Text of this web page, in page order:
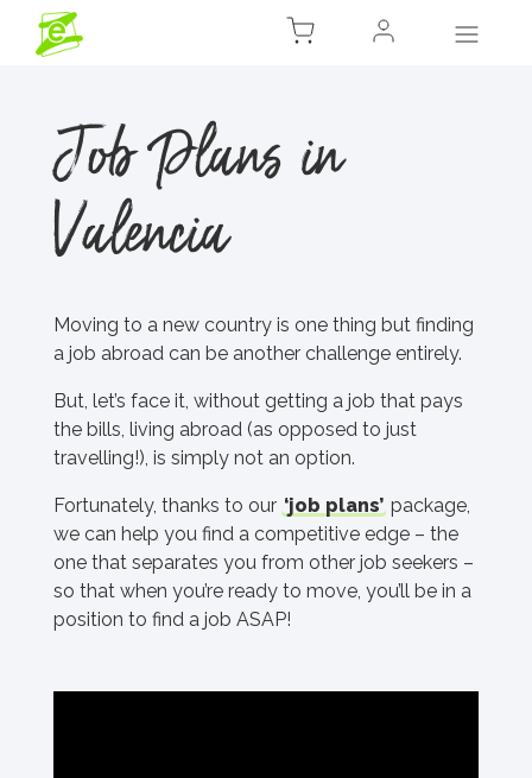
Job Plans in
Valencia
Moving to a new country is one thing but finding
a job abroad can be another challenge entirely.
But, let’s face it, without getting a job that pays
the bills, living abroad (as opposed to just
travelling!), is simply not an option.
Fortunately, thanks to our ‘job plans’ package,
we can help you find a competitive edge – the
one that separates you from other job seekers –
so that when you’re ready to move, you’ll be in a
position to find a job ASAP!